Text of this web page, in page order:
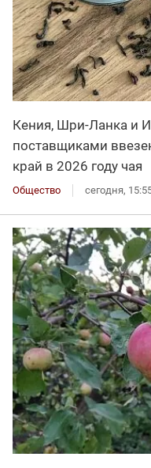
Кения, Шри-Ланка и
поставщиками
край в 2026 году чая
Общество сегодня,